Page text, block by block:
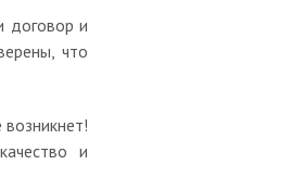
договор и
что
и